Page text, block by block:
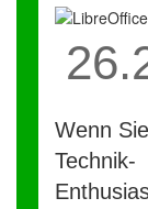
Wenn Sie
Technik-